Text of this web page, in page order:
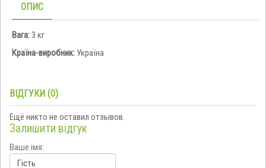
ОПИС
Вага:3 кг
Країна-виробник: Україна
ВІДГУКИ (0)
Ещё никто не оставил отзывов.
Залишити відгук
Ваше імя: